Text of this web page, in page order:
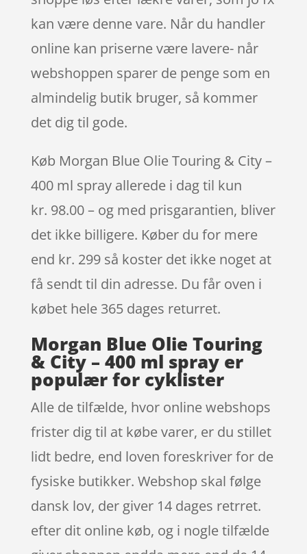
kan være denne vare. Når du handler
online kan priserne være lavere- når
webshoppen sparer de penge som en
almindelig butik bruger, så kommer
det dig til gode.
Køb Morgan Blue Olie Touring & City –
400 ml spray allerede i dag til kun
kr. 98.00 – og med prisgarantien, bliver
det ikke billigere. Køber du for mere
end kr. 299 så koster det ikke noget at
få sendt til din adresse. Du får oven i
købet hele 365 dages returret.
Morgan Blue Olie Touring
& City – 400 ml spray er
populær for cyklister
Alle de tilfælde, hvor online webshops
frister dig til at købe varer, er du stillet
lidt bedre, end loven foreskriver for de
fysiske butikker. Webshop skal følge
dansk lov, der giver 14 dages retrret.
efter dit online køb, og i nogle tilfælde